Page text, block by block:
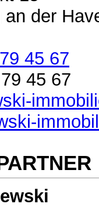
an der
45 67
45 67